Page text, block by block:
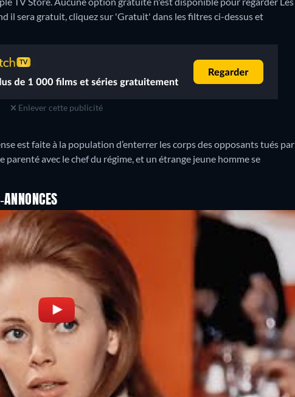
il sera gratuit, cliquez sur 'Gratuit' dans les filtres ci-dessus et
Enlever cette publicité
est faite à la population d’enterrer les corps des opposants tués par
parenté avec le chef du régime, et un étrange jeune homme se